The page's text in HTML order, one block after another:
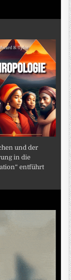
und der
in die
entführt